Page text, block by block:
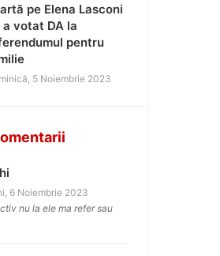
pe Elena Lasconi
a votat DA la
pentru
5 Noiembrie 2023
6 Noiembrie 2023
nu la ele ma refer sau